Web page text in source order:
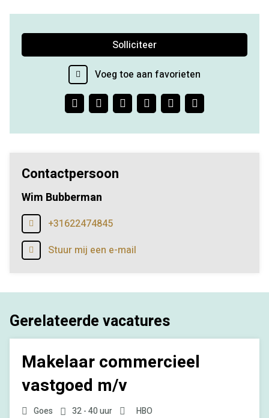
FacebookTwitterLinkedInPinterestWhatsApp
Solliciteer
Voeg toe aan favorieten
Contactpersoon
Wim Bubberman
+31622474845
Stuur mij een e-mail
Gerelateerde vacatures
Makelaar commercieel
vastgoed m/v
Goes 32 - 40 uur HBO